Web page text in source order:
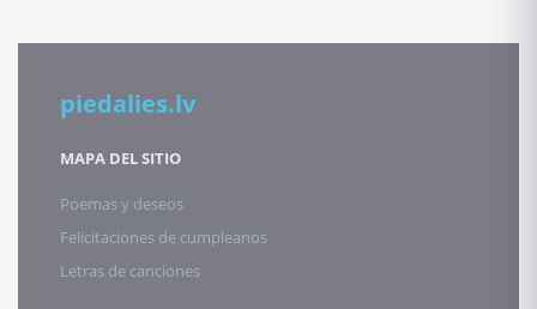
piedalies.lv
MAPA DEL SITIO
Poemas y deseos
Felicitaciones de cumpleanos
Letras de canciones